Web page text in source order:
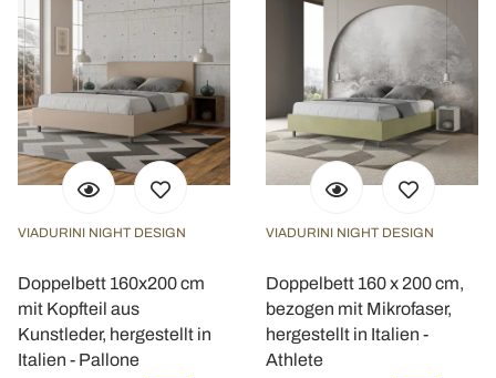
VIADURINI NIGHT DESIGN
Doppelbett 160x200 cm
mit Kopfteil aus
Kunstleder, hergestellt in
Italien - Pallone
VIADURINI NIGHT DESIGN
Doppelbett 160 x 200 cm,
bezogen mit Mikrofaser,
hergestellt in Italien -
Athlete